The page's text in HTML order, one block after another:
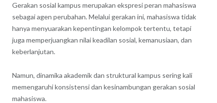
Gerakan sosial kampus merupakan ekspresi peran mahasiswa
sebagai agen perubahan. Melalui gerakan ini, mahasiswa tidak
hanya menyuarakan kepentingan kelompok tertentu, tetapi
juga memperjuangkan nilai keadilan sosial, kemanusiaan, dan
keberlanjutan.
Namun, dinamika akademik dan struktural kampus sering kali
memengaruhi konsistensi dan kesinambungan gerakan sosial
mahasiswa.